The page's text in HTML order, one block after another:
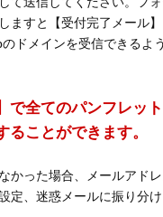
ますと【受付完了メール
ドメインを受信できるよ
で全てのパンフレッ
ることができます。
かった場合、メールアド
定、迷惑メールに振り分